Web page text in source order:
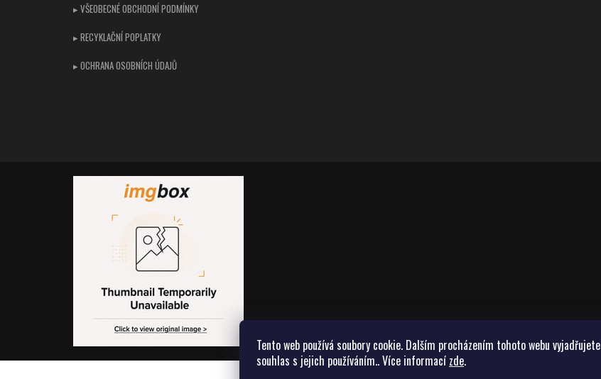
Tento web používá soubory cookie. Dalším procházením tohoto webu vyjadřujete
souhlas s jejich používáním.. Více informací zde.
▸ VŠEOBECNÉ OBCHODNÍ PODMÍNKY
▸ RECYKLAČNÍ POPLATKY
▸ OCHRANA OSOBNÍCH ÚDAJŮ